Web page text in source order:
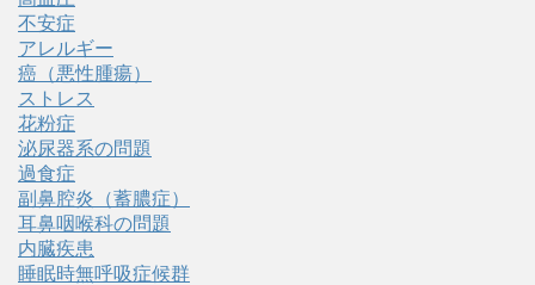
不安症
アレルギー
癌（悪性腫瘍）
ストレス
花粉症
泌尿器系の問題
過食症
副鼻腔炎（蓄膿症）
耳鼻咽喉科の問題
内臓疾患
睡眠時無呼吸症候群